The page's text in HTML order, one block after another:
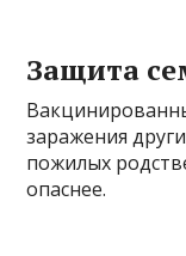
Защита
заражения
пожилых
опаснее.